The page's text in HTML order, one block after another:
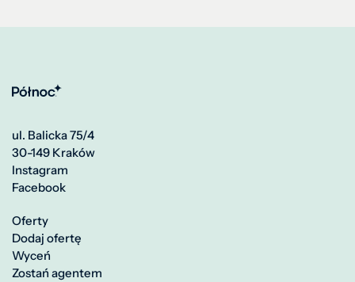
ul. Balicka 75/4
30-149 Kraków
Instagram
Facebook
Oferty
Dodaj ofertę
Wyceń
Zostań agentem